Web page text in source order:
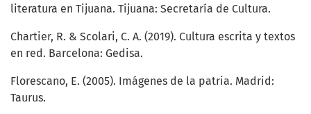
literatura en Tijuana. Tijuana: Secretaría de Cultura.
Chartier, R. & Scolari, C. A. (2019). Cultura escrita y textos
en red. Barcelona: Gedisa.
Florescano, E. (2005). Imágenes de la patria. Madrid:
Taurus.